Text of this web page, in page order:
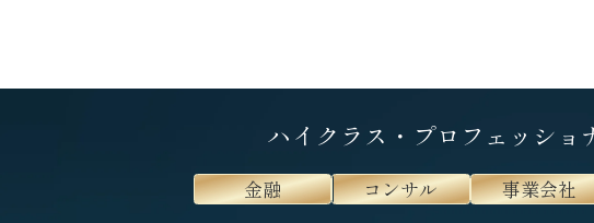
ハイクラス・プロフェッショ
金融 コンサル 事業会社